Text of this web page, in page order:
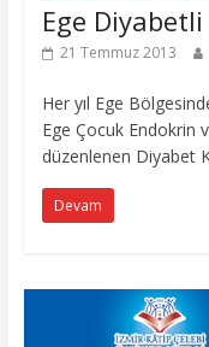
Ege Diyabetli
21 Temmuz 2013
Her yıl Ege
Ege Çocuk Endokrin
düzenlenen Diyabet
Devam